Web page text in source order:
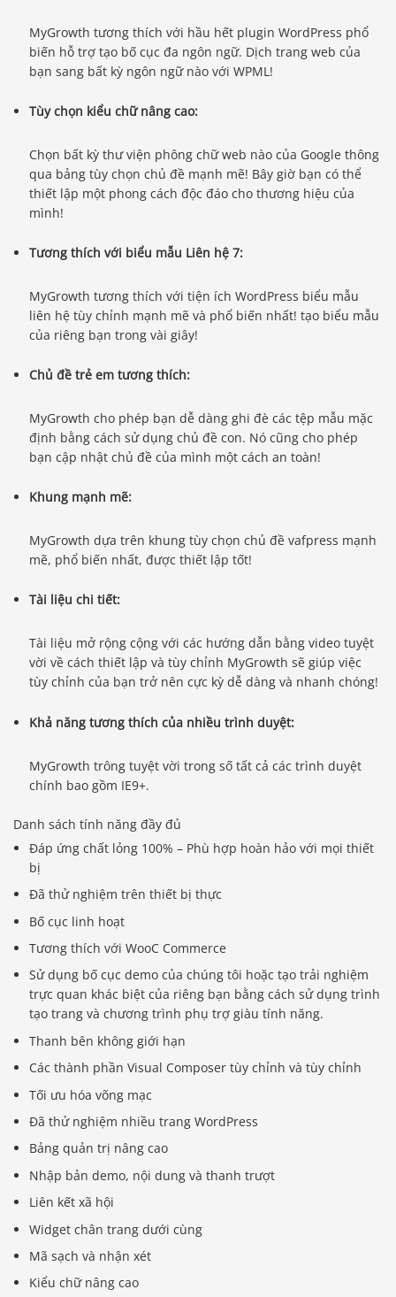
MyGrowth tương thích với hầu hết plugin WordPress phổ
biến hỗ trợ tạo bố cục đa ngôn ngữ. Dịch trang web của
bạn sang bất kỳ ngôn ngữ nào với WPML!
Tùy chọn kiểu chữ nâng cao:
Chọn bất kỳ thư viện phông chữ web nào của Google thông
qua bảng tùy chọn chủ đề mạnh mẽ! Bây giờ bạn có thể
thiết lập một phong cách độc đáo cho thương hiệu của
mình!
Tương thích với biểu mẫu Liên hệ 7:
MyGrowth tương thích với tiện ích WordPress biểu mẫu
liên hệ tùy chỉnh mạnh mẽ và phổ biến nhất! tạo biểu mẫu
của riêng bạn trong vài giây!
Chủ đề trẻ em tương thích:
MyGrowth cho phép bạn dễ dàng ghi đè các tệp mẫu mặc
định bằng cách sử dụng chủ đề con. Nó cũng cho phép
bạn cập nhật chủ đề của mình một cách an toàn!
Khung mạnh mẽ:
MyGrowth dựa trên khung tùy chọn chủ đề vafpress mạnh
mẽ, phổ biến nhất, được thiết lập tốt!
Tài liệu chi tiết:
Tài liệu mở rộng cộng với các hướng dẫn bằng video tuyệt
vời về cách thiết lập và tùy chỉnh MyGrowth sẽ giúp việc
tùy chỉnh của bạn trở nên cực kỳ dễ dàng và nhanh chóng!
Khả năng tương thích của nhiều trình duyệt:
MyGrowth trông tuyệt vời trong số tất cả các trình duyệt
chính bao gồm IE9+.
Danh sách tính năng đầy đủ
Đáp ứng chất lỏng 100% – Phù hợp hoàn hảo với mọi thiết
bị
Đã thử nghiệm trên thiết bị thực
Bố cục linh hoạt
Tương thích với WooC Commerce
Sử dụng bố cục demo của chúng tôi hoặc tạo trải nghiệm
trực quan khác biệt của riêng bạn bằng cách sử dụng trình
tạo trang và chương trình phụ trợ giàu tính năng.
Thanh bên không giới hạn
Các thành phần Visual Composer tùy chỉnh và tùy chỉnh
Tối ưu hóa võng mạc
Đã thử nghiệm nhiều trang WordPress
Bảng quản trị nâng cao
Nhập bản demo, nội dung và thanh trượt
Liên kết xã hội
Widget chân trang dưới cùng
Mã sạch và nhận xét
Kiểu chữ nâng cao